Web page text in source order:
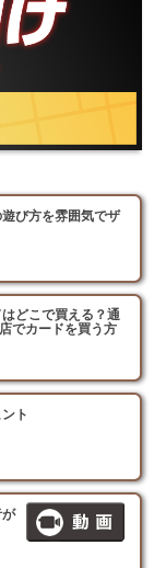
び方を雰囲気でザ
どこで買える？通
でカードを買う方
ト